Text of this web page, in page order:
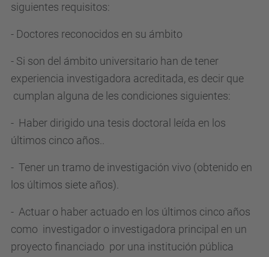
siguientes requisitos:
- Doctores reconocidos en su ámbito
- Si son del ámbito universitario han de tener
experiencia investigadora acreditada, es decir que
cumplan alguna de les condiciones siguientes:
- Haber dirigido una tesis doctoral leída en los
últimos cinco años..
- Tener un tramo de investigación vivo (obtenido en
los últimos siete años).
- Actuar o haber actuado en los últimos cinco años
como investigador o investigadora principal en un
proyecto financiado por una institución pública